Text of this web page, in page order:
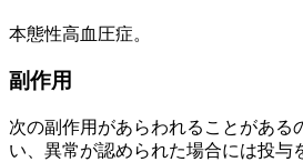
本態性高血圧症。
副作用
次の副作用があらわれることがある
い、異常が認められた場合には投与